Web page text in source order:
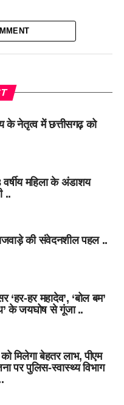
के नेतृत्व में छत्तीसगढ़ को
महिला के अंडाशय
..
की संवेदनशील पहल ..
‘हर-हर महादेव’, ‘बोल बम’
के जयघोष से गूंजा ..
मिलेगा बेहतर लाभ, पीएम
पर पुलिस-स्वास्थ्य विभाग